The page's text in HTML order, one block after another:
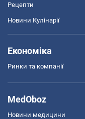
Рецепти
Новини Кулінарії
Економіка
Ринки та компанії
MedOboz
Новини медицини